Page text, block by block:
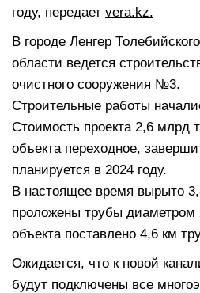
году, передает vera.kz.
В городе Ленгер
области ведется
очистного сооружения №3.
Строительные работы
Стоимость проекта 2,6 млрд
объекта переходное,
планируется в 2024 году.
В настоящее время вырыто
проложены трубы
объекта поставлено 4,6 км
Ожидается, что к новой
будут подключены все